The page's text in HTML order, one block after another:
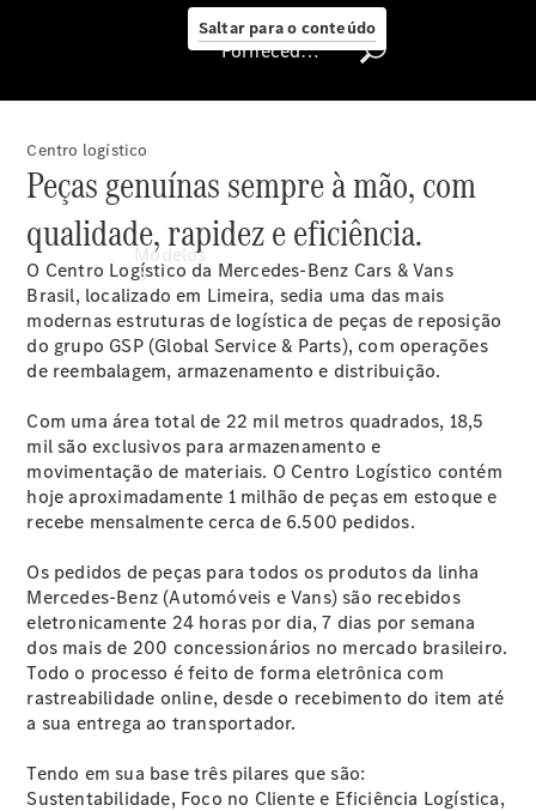
Saltar para o conteúdo
Fornecedor/proteção
de dados
Modelos
Todos os
modelos
Sprinter
Sprinter
Truck
Sprinter
Furgão
Fornecedor/proteção de dados
Centro logístico
Peças genuínas sempre à mão, com
qualidade, rapidez e eficiência.
O Centro Logístico da Mercedes-Benz Cars & Vans
Brasil, localizado em Limeira, sedia uma das mais
modernas estruturas de logística de peças de reposição
do grupo GSP (Global Service & Parts), com operações
de reembalagem, armazenamento e distribuição.
Com uma área total de 22 mil metros quadrados, 18,5
mil são exclusivos para armazenamento e
movimentação de materiais. O Centro Logístico contém
hoje aproximadamente 1 milhão de peças em estoque e
recebe mensalmente cerca de 6.500 pedidos.
Os pedidos de peças para todos os produtos da linha
Mercedes-Benz (Automóveis e Vans) são recebidos
eletronicamente 24 horas por dia, 7 dias por semana
dos mais de 200 concessionários no mercado brasileiro.
Todo o processo é feito de forma eletrônica com
rastreabilidade online, desde o recebimento do item até
a sua entrega ao transportador.
Tendo em sua base três pilares que são:
Sustentabilidade, Foco no Cliente e Eficiência Logística,